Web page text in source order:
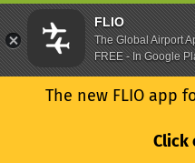
The new FLIO app
Click
FLIO
The Global Airport
FREE - In Google